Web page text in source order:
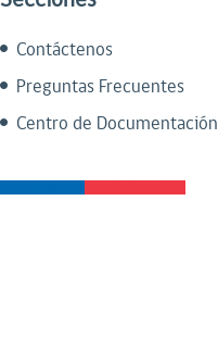
Contáctenos
Preguntas Frecuentes
Centro de Documentación